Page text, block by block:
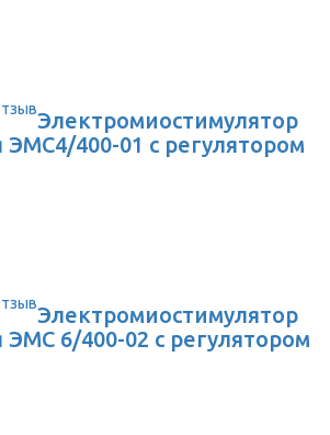
Электромиостимулятор
ЭМС4/400-01 с регулятором
Электромиостимулятор
ЭМС 6/400-02 с регулятором